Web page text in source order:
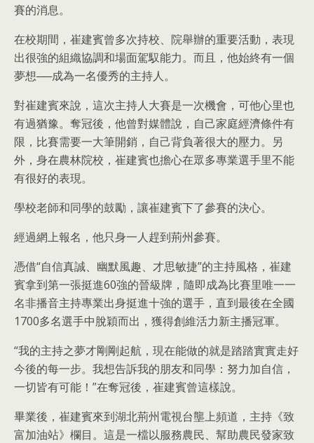
賽的消息。
在校期間，崔建賓曾多次持校、院舉辦的重要活動，表現
出很強的組織協調和場面駕馭能力。而且，他始終有一個
夢想──成為一名優秀的主持人。
對崔建賓來說，這次主持人大賽是一次機會，可他心里也
有過猶豫。奪冠後，他曾對媒體說，自己家庭經濟條件有
限，比賽需要一大筆開銷，自己背負著很大的壓力。另
外，身在農林院校，崔建賓也擔心在眾多專業選手里不能
有很好的表現。
學校老師和同學的鼓勵，讓崔建賓下了參賽的決心。
經過網上報名，他只身一人趕到荊州參賽。
憑借“自信真誠、幽默風趣、才思敏捷”的主持風格，崔建
賓拿到第一張挺進60強的晉級牌，隨即成為比賽里唯一一
名非播音主持專業出身挺進十強的選手，直到最後在全國
1700多名選手中脫穎而出，獲得創維活力新主播冠軍。
“我的主持之夢才剛剛起航，現在能做的就是踏踏實實走好
今後的每一步。我想告訴我的朋友和同學：努力加自信，
一切皆有可能！”在奪冠後，崔建賓曾這樣說。
畢業後，崔建賓來到湖北荊州電視台壟上頻道，主持《致
富加油站》欄目。這是一檔以服務農民、幫助農民發家致